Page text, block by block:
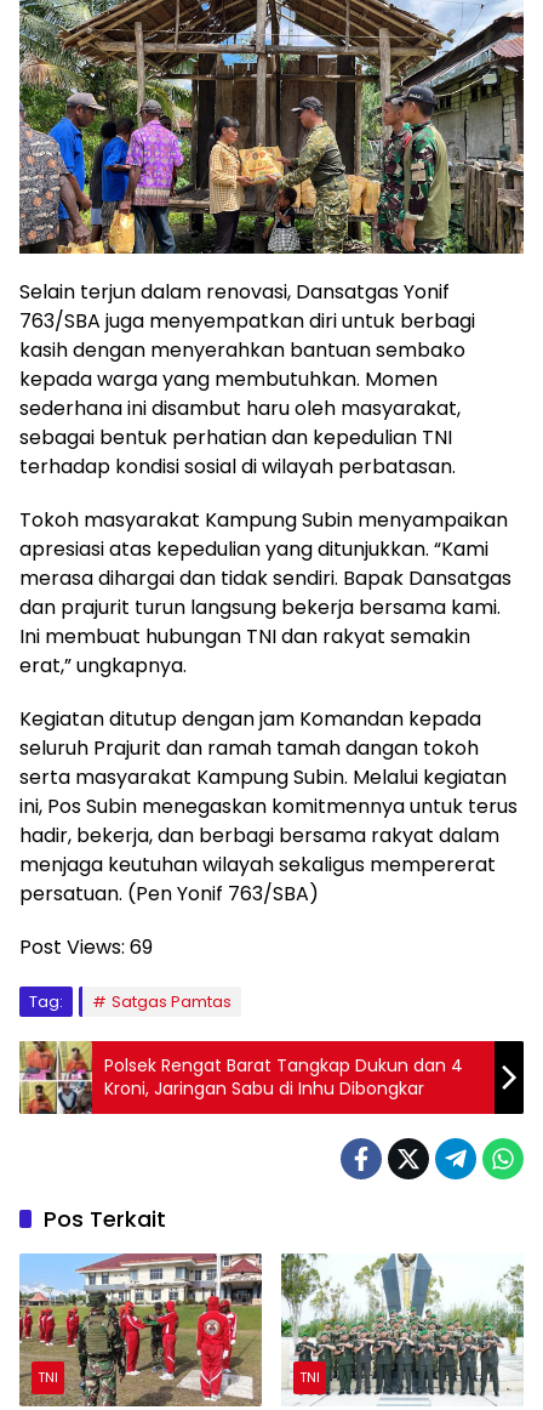
Selain terjun dalam renovasi, Dansatgas Yonif
763/SBA juga menyempatkan diri untuk berbagi
kasih dengan menyerahkan bantuan sembako
kepada warga yang membutuhkan. Momen
sederhana ini disambut haru oleh masyarakat,
sebagai bentuk perhatian dan kepedulian TNI
terhadap kondisi sosial di wilayah perbatasan.
Tokoh masyarakat Kampung Subin menyampaikan
apresiasi atas kepedulian yang ditunjukkan. “Kami
merasa dihargai dan tidak sendiri. Bapak Dansatgas
dan prajurit turun langsung bekerja bersama kami.
Ini membuat hubungan TNI dan rakyat semakin
erat,” ungkapnya.
Kegiatan ditutup dengan jam Komandan kepada
seluruh Prajurit dan ramah tamah dangan tokoh
serta masyarakat Kampung Subin. Melalui kegiatan
ini, Pos Subin menegaskan komitmennya untuk terus
hadir, bekerja, dan berbagi bersama rakyat dalam
menjaga keutuhan wilayah sekaligus mempererat
persatuan. (Pen Yonif 763/SBA)
Post Views: 69
Tag: Satgas Pamtas
Polsek Rengat Barat Tangkap Dukun dan 4
Kroni, Jaringan Sabu di Inhu Dibongkar
Pos Terkait
TNI TNI